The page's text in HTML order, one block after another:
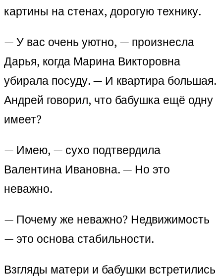
картины на стенах, дорогую технику.
— У вас очень уютно, — произнесла
Дарья, когда Марина Викторовна
убирала посуду. — И квартира большая.
Андрей говорил, что бабушка ещё одну
имеет?
— Имею, — сухо подтвердила
Валентина Ивановна. — Но это
неважно.
— Почему же неважно? Недвижимость
— это основа стабильности.
Взгляды матери и бабушки встретились